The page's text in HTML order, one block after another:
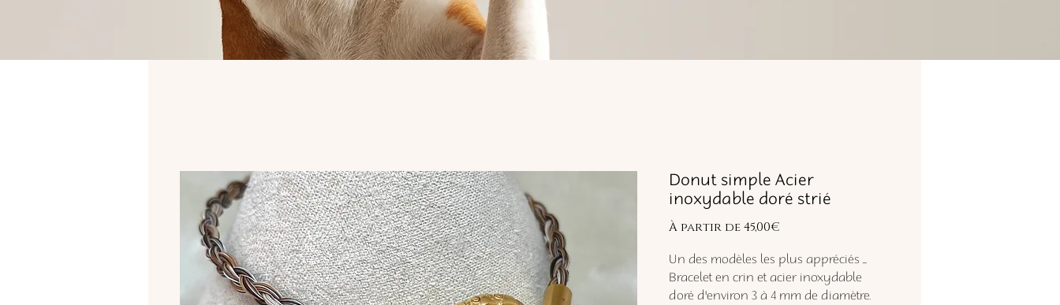
Donut simple Acier
inoxydable doré strié
À partir de45,00€
Un des modèles les plus appréciés .....
Bracelet en crin et acier inoxydable
doré d'environ 3 à 4 mm de diamètre.